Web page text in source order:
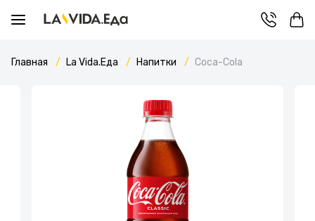
Главная La Vida.Еда Напитки Coca-Cola